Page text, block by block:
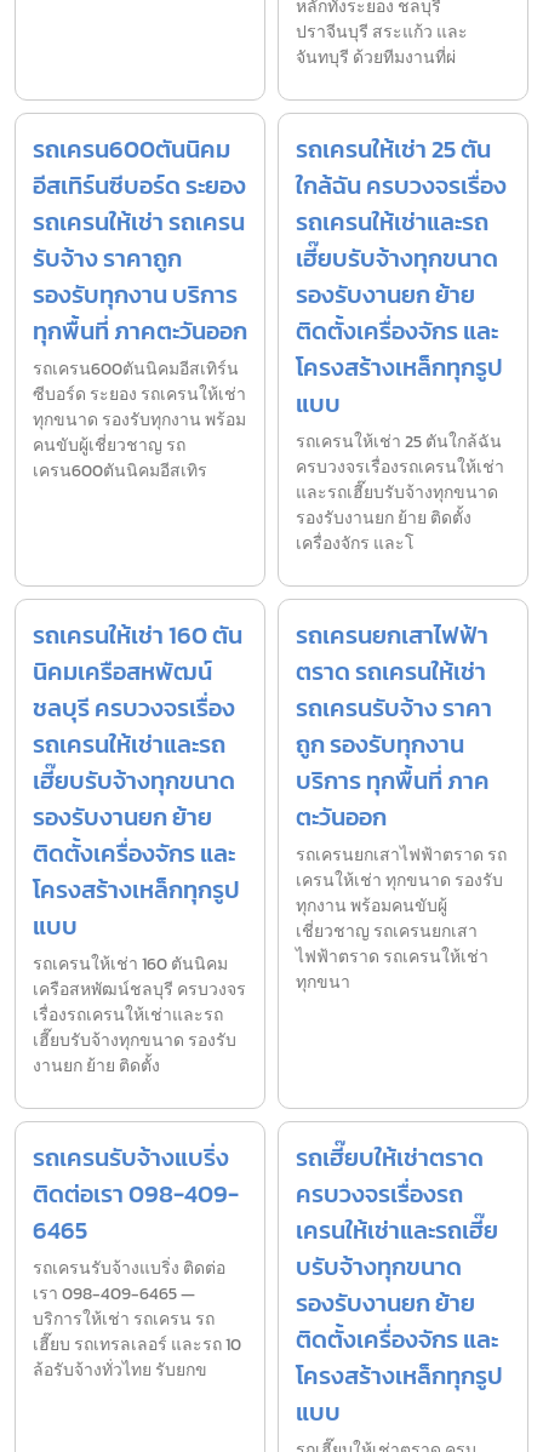
หลักทั้งระยอง ชลบุรี
ปราจีนบุรี สระแก้ว และ
จันทบุรี ด้วยทีมงานที่ผ่
รถเครน600ตันนิคม
อีสเทิร์นซีบอร์ด ระยอง
รถเครนให้เช่า รถเครน
รับจ้าง ราคาถูก
รองรับทุกงาน บริการ
ทุกพื้นที่ ภาคตะวันออก
รถเครน600ตันนิคมอีสเทิร์น
ซีบอร์ด ระยอง รถเครนให้เช่า
ทุกขนาด รองรับทุกงาน พร้อม
คนขับผู้เชี่ยวชาญ รถ
เครน600ตันนิคมอีสเทิร
รถเครนให้เช่า 25 ตัน
ใกล้ฉัน ครบวงจรเรื่อง
รถเครนให้เช่าและรถ
เฮี๊ยบรับจ้างทุกขนาด
รองรับงานยก ย้าย
ติดตั้งเครื่องจักร และ
โครงสร้างเหล็กทุกรูป
แบบ
รถเครนให้เช่า 25 ตันใกล้ฉัน
ครบวงจรเรื่องรถเครนให้เช่า
และรถเฮี๊ยบรับจ้างทุกขนาด
รองรับงานยก ย้าย ติดตั้ง
เครื่องจักร และโ
รถเครนให้เช่า 160 ตัน
นิคมเครือสหพัฒน์
ชลบุรี ครบวงจรเรื่อง
รถเครนให้เช่าและรถ
เฮี๊ยบรับจ้างทุกขนาด
รองรับงานยก ย้าย
ติดตั้งเครื่องจักร และ
โครงสร้างเหล็กทุกรูป
แบบ
รถเครนให้เช่า 160 ตันนิคม
เครือสหพัฒน์ชลบุรี ครบวงจร
เรื่องรถเครนให้เช่าและรถ
เฮี๊ยบรับจ้างทุกขนาด รองรับ
งานยก ย้าย ติดตั้ง
รถเครนยกเสาไฟฟ้า
ตราด รถเครนให้เช่า
รถเครนรับจ้าง ราคา
ถูก รองรับทุกงาน
บริการ ทุกพื้นที่ ภาค
ตะวันออก
รถเครนยกเสาไฟฟ้าตราด รถ
เครนให้เช่า ทุกขนาด รองรับ
ทุกงาน พร้อมคนขับผู้
เชี่ยวชาญ รถเครนยกเสา
ไฟฟ้าตราด รถเครนให้เช่า
ทุกขนา
รถเครนรับจ้างแบริ่ง
ติดต่อเรา 098-409-
6465
รถเครนรับจ้างแบริ่ง ติดต่อ
เรา 098-409-6465 —
บริการให้เช่า รถเครน รถ
เฮี๊ยบ รถเทรลเลอร์ และรถ 10
ล้อรับจ้างทั่วไทย รับยกข
รถเฮี๊ยบให้เช่าตราด
ครบวงจรเรื่องรถ
เครนให้เช่าและรถเฮี๊ย
บรับจ้างทุกขนาด
รองรับงานยก ย้าย
ติดตั้งเครื่องจักร และ
โครงสร้างเหล็กทุกรูป
แบบ